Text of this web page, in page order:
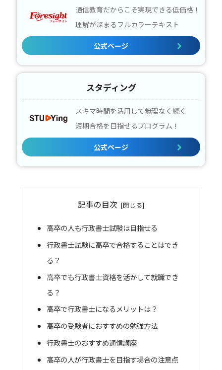
通信教育だからこそ実現できる低価格！
理解が深まるフルカラーテキスト
公式ページ
スタディング
スキマ時間を活用して無理なく続く
短期合格を目指せるプログラム！
公式ページ
記事の目次
高卒の人も行政書士試験は目指せる
行政書士試験に高卒で合格することはでき
る？
高卒でも行政書士資格を活かして就職でき
る？
高卒で行政書士になるメリットは？
高卒の受験者におすすめの勉強方法
行政書士のおすすめ通信講座
高卒の人が行政書士を目指す場合の注意点